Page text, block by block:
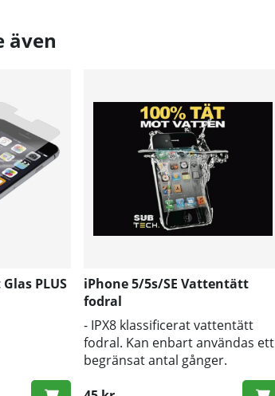
även
PLUS
iPhone 5/5s/SE Vattentätt
fodral
- IPX8 klassificerat vattentätt
fodral. Kan enbart användas ett
begränsat antal gånger.